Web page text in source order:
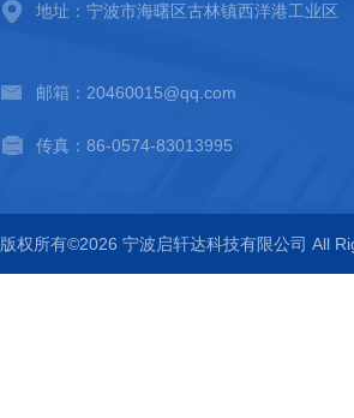
地址：宁波市海曙区古林镇西洋港工业区
邮箱：20460015@qq.com
传真：86-0574-83013995
版权所有©2026 宁波启轩达科技有限公司 All